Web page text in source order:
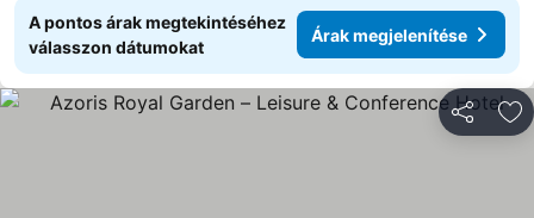
A pontos árak megtekintéséhez
válasszon dátumokat
Árak megjelenítése